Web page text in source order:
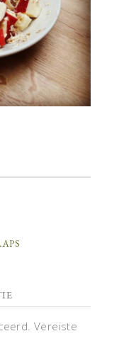
Vereiste